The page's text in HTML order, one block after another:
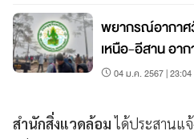
พยากรณ์อากาศ
เหนือ-อีสาน อาก
04 ม.ค. 2567 | 23:04
สำนักสิ่งแวดล้อมได้ประสานแ